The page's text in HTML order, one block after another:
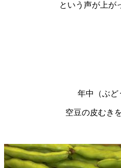
という声が上が
年中（ぶど
空豆の皮むき